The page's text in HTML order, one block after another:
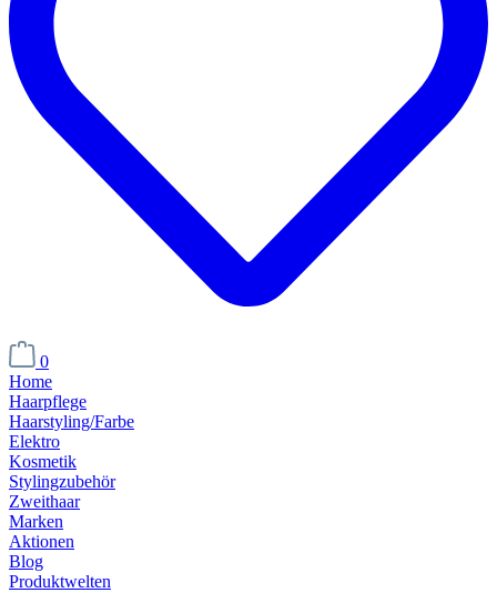
0
Home
Haarpflege
Haarstyling/Farbe
Elektro
Kosmetik
Stylingzubehör
Zweithaar
Marken
Aktionen
Blog
Produktwelten